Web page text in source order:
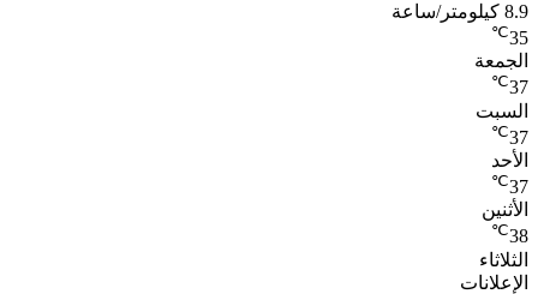
8.9 كيلومتر/ساعة
35
℃
الجمعة
37
℃
السبت
37
℃
الأحد
37
℃
الأثنين
38
℃
الثلاثاء
الإعلانات